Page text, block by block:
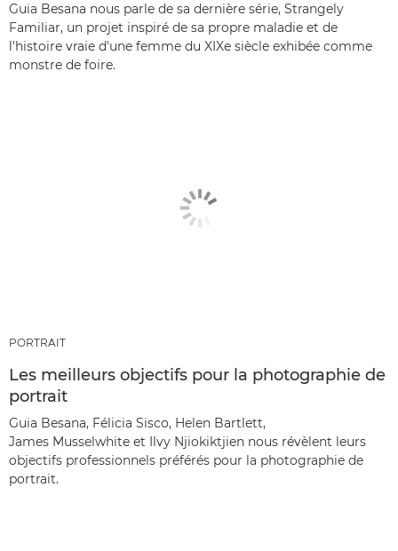
Guia Besana nous parle de sa dernière série, Strangely
Familiar, un projet inspiré de sa propre maladie et de
l'histoire vraie d'une femme du XIXe siècle exhibée comme
monstre de foire.
PORTRAIT
Les meilleurs objectifs pour la photographie de
portrait
Guia Besana, Félicia Sisco, Helen Bartlett,
James Musselwhite et Ilvy Njiokiktjien nous révèlent leurs
objectifs professionnels préférés pour la photographie de
portrait.